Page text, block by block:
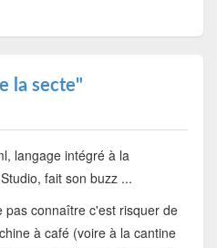
la secte"
langage intégré à la
fait son buzz ...
connaître c'est risquer de
à café (voire à la cantine